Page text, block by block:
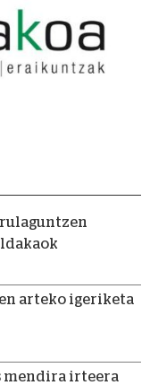
arteko igeriketa
mendira irteera